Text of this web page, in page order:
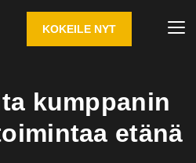
KOKEILE NYT
kumppanin
etänä